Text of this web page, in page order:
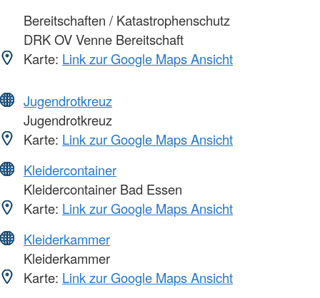
Bereitschaften / Katastrophenschutz
DRK OV Venne Bereitschaft
Karte: Link zur Google Maps Ansicht
Jugendrotkreuz
Jugendrotkreuz
Karte: Link zur Google Maps Ansicht
Kleidercontainer
Kleidercontainer Bad Essen
Karte: Link zur Google Maps Ansicht
Kleiderkammer
Kleiderkammer
Karte: Link zur Google Maps Ansicht